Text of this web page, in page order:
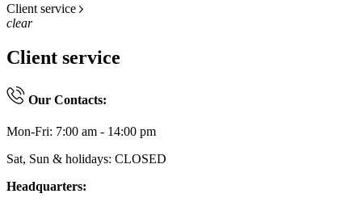
Client service
clear
Client service
Our Contacts:
Mon-Fri: 7:00 am - 14:00 pm
Sat, Sun & holidays: CLOSED
Headquarters: